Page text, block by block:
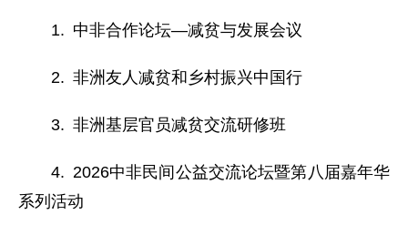
1. 中非合作论坛—减贫与发展会议
2. 非洲友人减贫和乡村振兴中国行
3. 非洲基层官员减贫交流研修班
4. 2026中非民间公益交流论坛暨第八届嘉年华
系列活动